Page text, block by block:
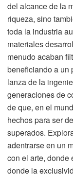
del alcance de la
riqueza, sino
toda la industria
materiales
menudo acaban
beneficiando a un
lanza de la
generaciones de
de que, en el
hechos para ser
superados.
adentrarse en un
con el arte, donde
donde la